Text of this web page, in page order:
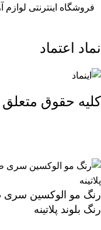
فروشگاه اینترنتی
نماد اعتماد
کلیه حقوق متعلق
رنگ بلوند پلاتینه